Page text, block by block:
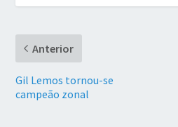
Anterior
Gil Lemos tornou-se
campeão zonal